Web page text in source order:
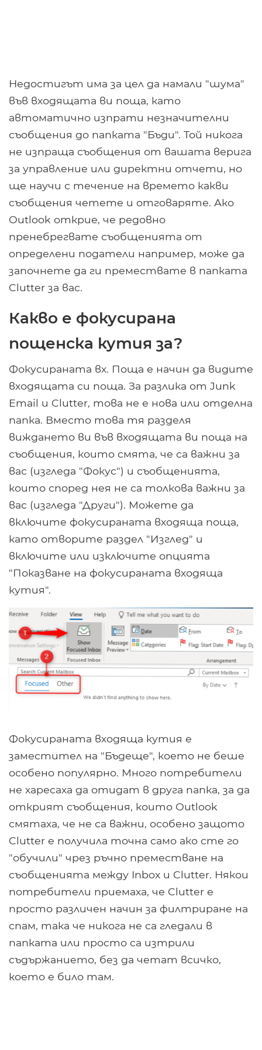
Недостигът има за цел да намали "шума"
във входящата ви поща, като
автоматично изпрати незначителни
съобщения до папката "Бъди". Той никога
не изпраща съобщения от вашата верига
за управление или директни отчети, но
ще научи с течение на времето какви
съобщения четете и отговаряте. Ако
Outlook открие, че редовно
пренебрегвате съобщенията от
определени податели например, може да
започнете да ги премествате в папката
Clutter за вас.
Какво е фокусирана
пощенска кутия за?
Фокусираната вх. Поща е начин да видите
входящата си поща. За разлика от Junk
Email и Clutter, това не е нова или отделна
папка. Вместо това тя разделя
виждането ви във входящата ви поща на
съобщения, които смята, че са важни за
вас (изгледа "Фокус") и съобщенията,
които според нея не са толкова важни за
вас (изгледа "Други"). Можете да
включите фокусираната входяща поща,
като отворите раздел "Изглед" и
включите или изключите опцията
"Показване на фокусираната входяща
кутия".
Фокусираната входяща кутия е
заместител на "Бъдеще", което не беше
особено популярно. Много потребители
не харесаха да отидат в друга папка, за да
открият съобщения, които Outlook
смятаха, че не са важни, особено защото
Clutter е получила точна само ако сте го
"обучили" чрез ръчно преместване на
съобщенията между Inbox и Clutter. Някои
потребители приемаха, че Clutter е
просто различен начин за филтриране на
спам, така че никога не са гледали в
папката или просто са изтрили
съдържанието, без да четат всичко,
което е било там.